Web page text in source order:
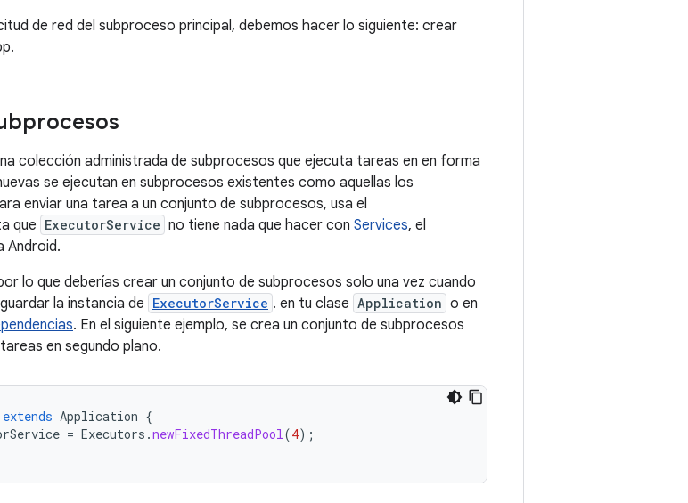
de red del subproceso principal, debemos hacer lo siguiente: crear
colección administrada de subprocesos que ejecuta tareas en en forma
se ejecutan en subprocesos existentes como aquellas los
enviar una tarea a un conjunto de subprocesos, usa el
que ExecutorService no tiene nada que hacer con Services, el
Android.
lo que deberías crear un conjunto de subprocesos solo una vez cuando
la instancia de ExecutorService . en tu clase Application o en
. En el siguiente ejemplo, se crea un conjunto de subprocesos
en segundo plano.
extends Application {
= Executors .newFixedThreadPool(4);